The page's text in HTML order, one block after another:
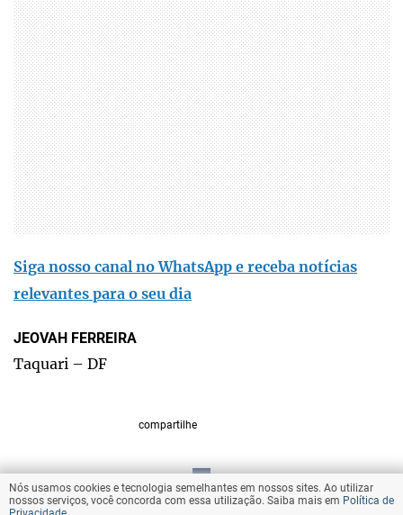
Siga nosso canal no WhatsApp e receba notícias
relevantes para o seu dia
JEOVAH FERREIRA
Taquari – DF
compartilhe
VOLTAR AO TOPO
Nós usamos cookies e tecnologia semelhantes em nossos sites. Ao utilizar
nossos serviços, você concorda com essa utilização. Saiba mais em Política de